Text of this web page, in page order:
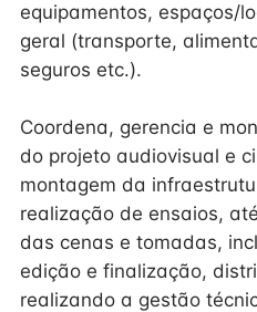
equipamentos, espaços/
geral (transporte,
seguros etc.).
Coordena, gerencia e
do projeto audiovisual e
montagem da
realização de ensaios,
das cenas e tomadas,
edição e finalização,
realizando a gestão